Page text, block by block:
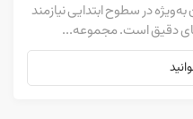
به‌ویژه در سطوح ابتدایی نیازمند
دقیق است. مجموعه...